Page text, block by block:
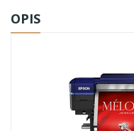
OPIS